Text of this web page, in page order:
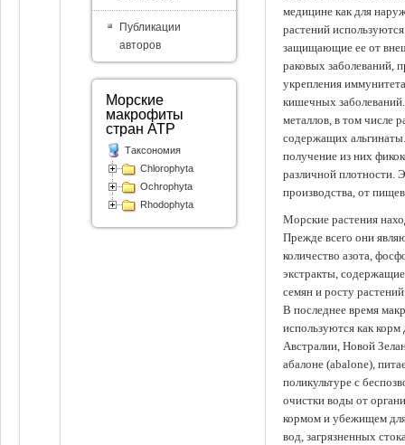
медицине как для
растений
защищающие ее от
раковых заболеваний,
укрепления
кишечных
металлов, в том числе
содержащих
получение из них
различной плотности.
производства, от
Морские растения
Прежде всего они
количество азота,
экстракты,
семян и росту
В последнее время
используются как
Австралии, Новой
абалоне (abalone),
поликультуре с
очистки воды от
кормом и убежищем
вод, загрязненных
Публикации
авторов
Морские
макрофиты
стран АТР
Таксономия
Chlorophyta
Ochrophyta
Rhodophyta